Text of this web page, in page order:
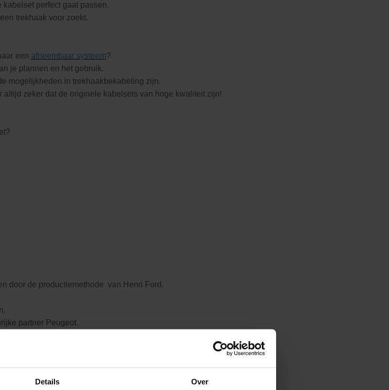
Details Over
perfect gaat passen.
trekhaak voor zoekt.
een afneembaar systeem?
je plannen en het gebruik.
mogelijkheden in trekhaakbekabeling zijn.
zeker dat de originele kabelsets van hoge kwaliteit zijn!
door de productiemethode van Henri Ford.
partner Peugeot.
keuze.